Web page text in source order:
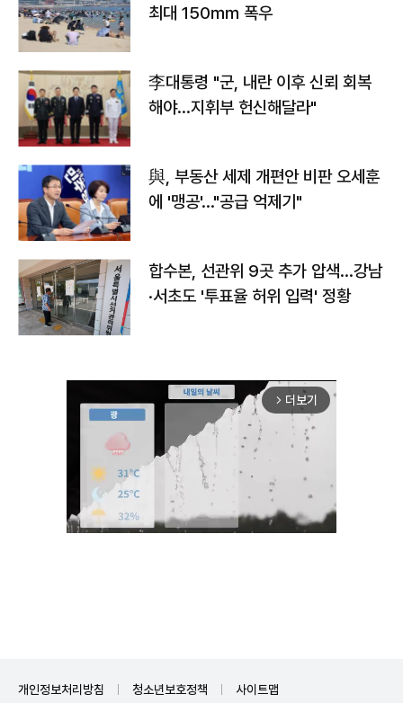
최대 150㎜ 폭우
李대통령 "군, 내란 이후 신뢰 회복
해야…지휘부 헌신해달라"
與, 부동산 세제 개편안 비판 오세훈
에 '맹공'…"공급 억제기"
합수본, 선관위 9곳 추가 압색…강남
·서초도 '투표율 허위 입력' 정황
arrow_forward_ios 더보기
개인정보처리방침 청소년보호정책 사이트맵